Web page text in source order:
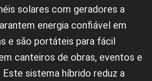
solares com geradores a
energia confiável em
e são portáteis para fácil
canteiros de obras, eventos e
Este sistema híbrido reduz a